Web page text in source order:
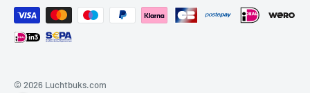
© 2026 Luchtbuks.com